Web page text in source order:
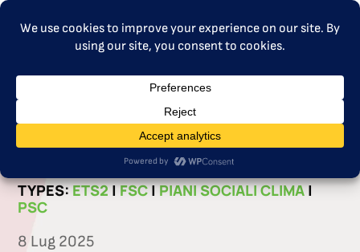
MENU
PSC
TYPES:ETS2|FSC|PIANI SOCIALI CLIMA|
PSC
8 Lug 2025